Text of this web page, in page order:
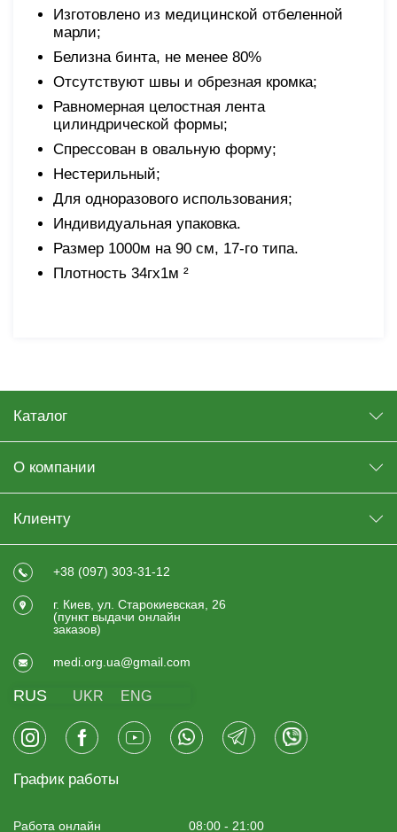
Изготовлено из медицинской отбеленной
марли;
Белизна бинта, не менее 80%
Отсутствуют швы и обрезная кромка;
Равномерная целостная лента
цилиндрической формы;
Спрессован в овальную форму;
Нестерильный;
Для одноразового использования;
Индивидуальная упаковка.
Размер 1000м на 90 см, 17-го типа.
Плотность 34гх1м ²
Каталог
О компании
Клиенту
+38 (097) 303-31-12
г. Киев, ул. Старокиевская, 26
(пункт выдачи онлайн
заказов)
medi.org.ua@gmail.com
RUS UKR ENG
График работы
Работа онлайн
08:00 - 21:00